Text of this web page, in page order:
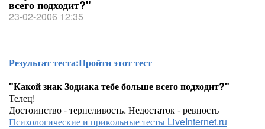
всего подходит?"
23-02-2006 12:35
Результат теста:Пройти этот тест
"Какой знак Зодиака тебе больше всего подходит?"
Телец!
Достоинство - терпеливость. Недостаток - ревность
Психологические и прикольные тесты LiveInternet.ru